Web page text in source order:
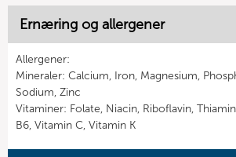
Ernæring og allergener
Allergener:
Mineraler: Calcium, Iron, Magnesium,
Sodium, Zinc
Vitaminer: Folate, Niacin, Riboflavin,
B6, Vitamin C, Vitamin K